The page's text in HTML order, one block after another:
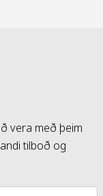
vera með þeim
tilboð og